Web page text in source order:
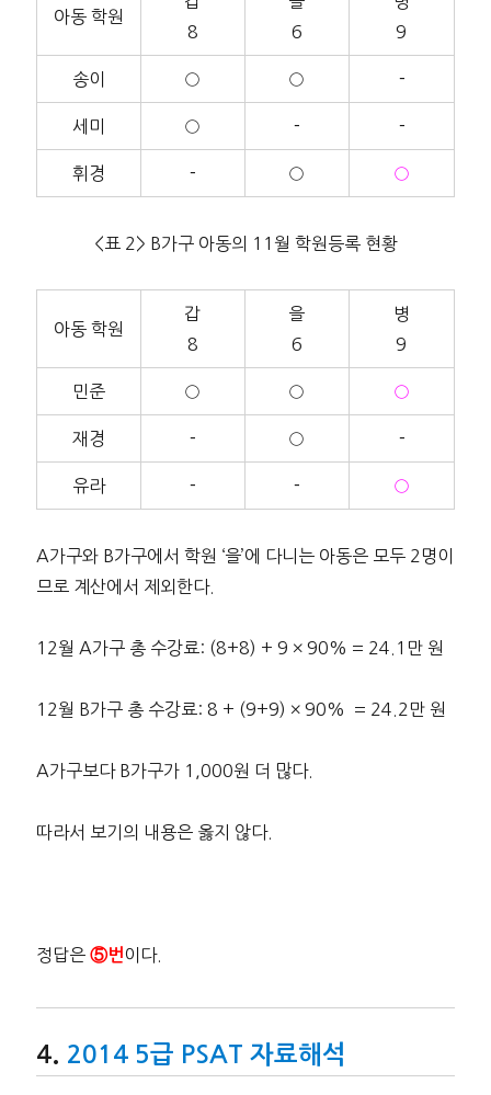
아동 학원
8
6
9
송이 ○ ○ －
세미 ○ － －
휘경 － ○ ○
<표 2> B가구 아동의 11월 학원등록 현황
아동 학원
갑
8
을
6
병
9
민준 ○ ○ ○
재경 － ○ －
유라 － － ○
A가구와 B가구에서 학원 ‘을’에 다니는 아동은 모두 2명이
므로 계산에서 제외한다.
12월 A가구 총 수강료: (8+8) + 9 × 90% = 24.1만 원
12월 B가구 총 수강료: 8 + (9+9) × 90% = 24.2만 원
A가구보다 B가구가 1,000원 더 많다.
따라서 보기의 내용은 옳지 않다.
정답은⑤번 이다.
2014 5급 PSAT 자료해석